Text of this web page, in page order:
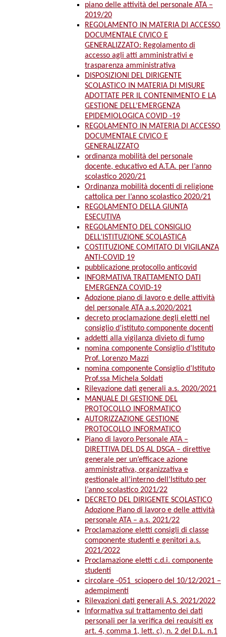
piano delle attività del personale ATA –
2019/20
REGOLAMENTO IN MATERIA DI ACCESSO
DOCUMENTALE CIVICO E
GENERALIZZATO: Regolamento di
accesso agli atti amministrativi e
trasparenza amministrativa
DISPOSIZIONI DEL DIRIGENTE
SCOLASTICO IN MATERIA DI MISURE
ADOTTATE PER IL CONTENIMENTO E LA
GESTIONE DELL’EMERGENZA
EPIDEMIOLOGICA COVID -19
REGOLAMENTO IN MATERIA DI ACCESSO
DOCUMENTALE CIVICO E
GENERALIZZATO
ordinanza mobilità del personale
docente, educativo ed A.T.A. per l’anno
scolastico 2020/21
Ordinanza mobilità docenti di religione
cattolica per l’anno scolastico 2020/21
REGOLAMENTO DELLA GIUNTA
ESECUTIVA
REGOLAMENTO DEL CONSIGLIO
DELL’ISTITUZIONE SCOLASTICA
COSTITUZIONE COMITATO DI VIGILANZA
ANTI-COVID 19
pubblicazione protocollo anticovid
INFORMATIVA TRATTAMENTO DATI
EMERGENZA COVID-19
Adozione piano di lavoro e delle attività
del personale ATA a.s.2020/2021
decreto proclamazione degli eletti nel
consiglio d’istituto componente docenti
addetti alla vigilanza divieto di fumo
nomina componente Consiglio d’Istituto
Prof. Lorenzo Mazzi
nomina componente Consiglio d’Istituto
Prof.ssa Michela Soldati
Rilevazione dati generali a.s. 2020/2021
MANUALE DI GESTIONE DEL
PROTOCOLLO INFORMATICO
AUTORIZZAZIONE GESTIONE
PROTOCOLLO INFORMATICO
Piano di lavoro Personale ATA –
DIRETTIVA DEL DS AL DSGA – direttive
generale per un’efficace azione
amministrativa, organizzativa e
gestionale all’interno dell’Istituto per
l’anno scolastico 2021/22
DECRETO DEL DIRIGENTE SCOLASTICO
Adozione Piano di lavoro e delle attività
personale ATA – a.s. 2021/22
Proclamazione eletti consigli di classe
componente studenti e genitori a.s.
2021/2022
Proclamazione eletti c.d.i. componente
studenti
circolare -051_sciopero del 10/12/2021 –
adempimenti
Rilevazioni dati generali A.S. 2021/2022
Informativa sul trattamento dei dati
personali per la verifica dei requisiti ex
art. 4, comma 1, lett. c), n. 2 del D.L. n.1